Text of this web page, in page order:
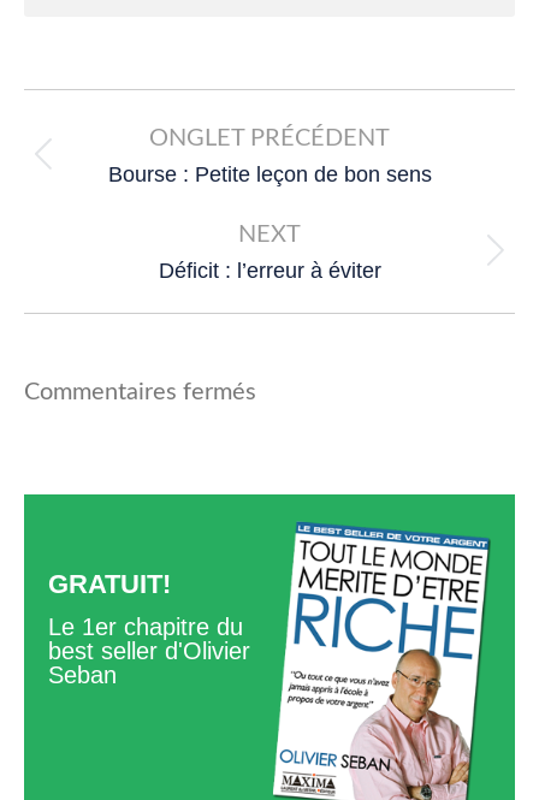
navigationONGLET PRÉCÉDENT
Previous
Bourse : Petite leçon de bon sens
NEXT
Next
Déficit : l’erreur à éviter
Commentaires fermés
GRATUIT!
Le 1er chapitre du
best seller d'Olivier
Seban